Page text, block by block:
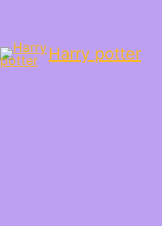
Harry potter